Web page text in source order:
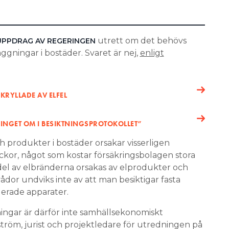
AV REGERINGEN utrett om det behövs
i bostäder. Svaret är nej, enligt
AV ELFEL
OM I BESIKTNINGSPROTOKOLLET”
produkter i bostäder orsakar visserligen
något som kostar försäkrings­bolagen stora
av elbränderna orsakas av elprodukter och
undviks inte av att man besiktigar fasta
apparater.
är därför inte samhällsekonomiskt
jurist och projektledare för utredningen på